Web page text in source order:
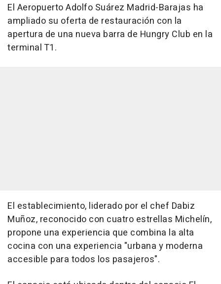
El Aeropuerto Adolfo Suárez Madrid-Barajas ha
ampliado su oferta de restauración con la
apertura de una nueva barra de Hungry Club en la
terminal T1.
El establecimiento, liderado por el chef Dabiz
Muñoz, reconocido con cuatro estrellas Michelín,
propone una experiencia que combina la alta
cocina con una experiencia "urbana y moderna
accesible para todos los pasajeros".